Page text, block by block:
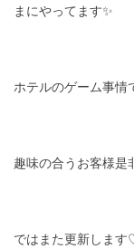
まにやってます✨
ホテルのゲーム事情
趣味の合うお客様是
ではまた更新しま